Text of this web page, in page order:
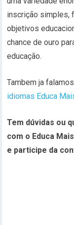
inscrição simples,
objetivos
chance de ouro
educação.
Tambem ja
idiomas Educa
Tem dúvidas ou
com o Educa
e participe da